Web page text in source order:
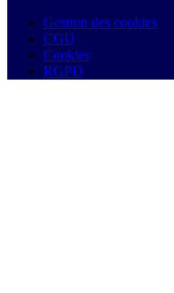
Gestion des cookies
CGU
Cookies
RGPD